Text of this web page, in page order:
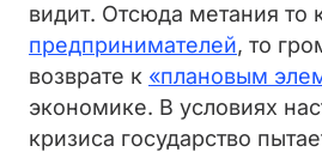
видит. Отсюда метания то
предпринимателей, то
возврате к «плановым
экономике. В условиях
кризиса государство